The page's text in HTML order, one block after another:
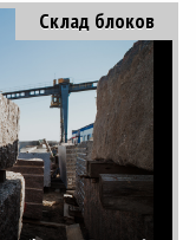
Склад блоков